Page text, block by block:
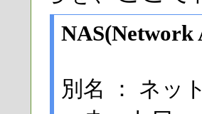
NAS(Network
別名 ： ネッ